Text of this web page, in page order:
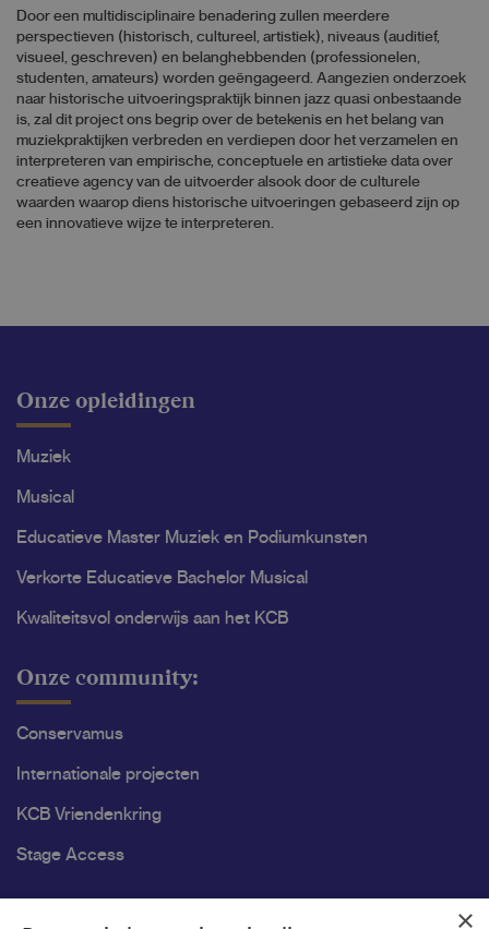
Door een multidisciplinaire benadering zullen meerdere
perspectieven (historisch, cultureel, artistiek), niveaus (auditief,
visueel, geschreven) en belanghebbenden (professionelen,
studenten, amateurs) worden geëngageerd. Aangezien onderzoek
naar historische uitvoeringspraktijk binnen jazz quasi onbestaande
is, zal dit project ons begrip over de betekenis en het belang van
muziekpraktijken verbreden en verdiepen door het verzamelen en
interpreteren van empirische, conceptuele en artistieke data over
creatieve agency van de uitvoerder alsook door de culturele
waarden waarop diens historische uitvoeringen gebaseerd zijn op
een innovatieve wijze te interpreteren.
Onze opleidingen
Muziek
Musical
Educatieve Master Muziek en Podiumkunsten
Verkorte Educatieve Bachelor Musical
Kwaliteitsvol onderwijs aan het KCB
Onze community:
Conservamus
Internationale projecten
KCB Vriendenkring
Stage Access
×